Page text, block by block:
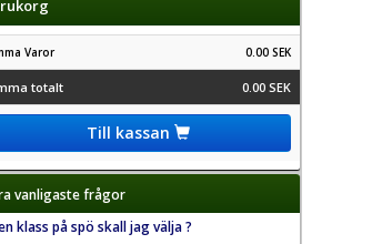
Varor 0.00 SEK
totalt 0.00 SEK
Till kassan
vanligaste frågor
klass på spö skall jag välja ?